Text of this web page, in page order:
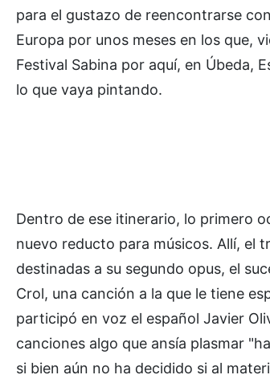
para el gustazo de reencontrarse
Europa por unos meses en los que,
Festival Sabina por aquí, en Úbeda,
lo que vaya pintando.
Dentro de ese itinerario, lo primero
nuevo reducto para músicos. Allí, el
destinadas a su segundo opus, el
Crol, una canción a la que le tiene
participó en voz el español Javier
canciones algo que ansía plasmar
si bien aún no ha decidido si al